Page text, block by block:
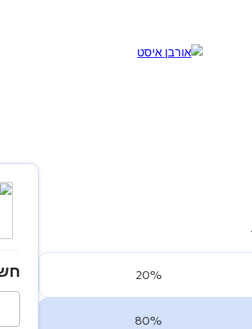
20%
80%